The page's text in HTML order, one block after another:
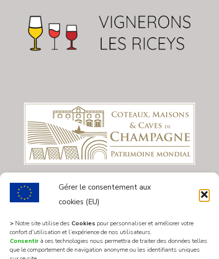
Gérer le consentement aux
cookies (EU)
> Notre site utilise des Cookies pour personnaliser et améliorer votre
confort d'utilisation et l’expérience de nos utilisateurs.
Consentir à ces technologies nous permettra de traiter des données telles
que le comportement de navigation anonyme ou les identifiants uniques